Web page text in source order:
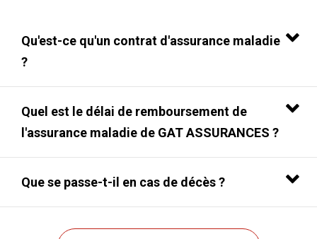
Qu'est-ce qu'un contrat d'assurance maladie
?
Quel est le délai de remboursement de
l'assurance maladie de GAT ASSURANCES ?
Que se passe-t-il en cas de décès ?